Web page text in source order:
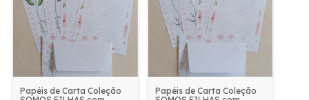
Papéis de Carta Coleção
Papéis de Carta Coleção